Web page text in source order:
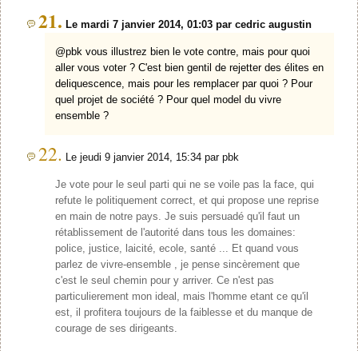
21. Le mardi 7 janvier 2014, 01:03 par cedric augustin
@pbk vous illustrez bien le vote contre, mais pour quoi
aller vous voter ? C'est bien gentil de rejetter des élites en
deliquescence, mais pour les remplacer par quoi ? Pour
quel projet de société ? Pour quel model du vivre
ensemble ?
22. Le jeudi 9 janvier 2014, 15:34 par pbk
Je vote pour le seul parti qui ne se voile pas la face, qui
refute le politiquement correct, et qui propose une reprise
en main de notre pays. Je suis persuadé qu'il faut un
rétablissement de l'autorité dans tous les domaines:
police, justice, laicité, ecole, santé ... Et quand vous
parlez de vivre-ensemble , je pense sincèrement que
c'est le seul chemin pour y arriver. Ce n'est pas
particulierement mon ideal, mais l'homme etant ce qu'il
est, il profitera toujours de la faiblesse et du manque de
courage de ses dirigeants.